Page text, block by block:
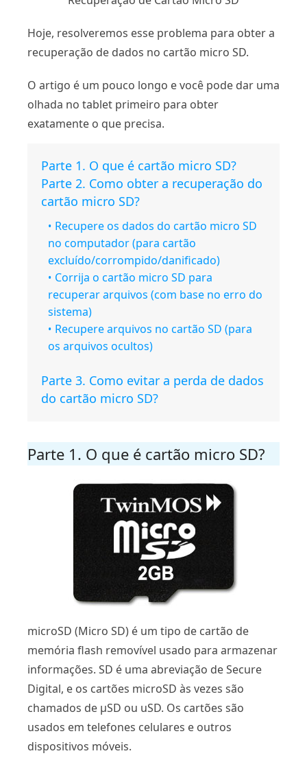
Hoje, resolveremos esse problema para obter a
recuperação de dados no cartão micro SD.
O artigo é um pouco longo e você pode dar uma
olhada no tablet primeiro para obter
exatamente o que precisa.
Parte 1. O que é cartão micro SD?
Parte 2. Como obter a recuperação do
cartão micro SD?
Recupere os dados do cartão micro SD
no computador (para cartão
excluído/corrompido/danificado)
Corrija o cartão micro SD para
recuperar arquivos (com base no erro do
sistema)
Recupere arquivos no cartão SD (para
os arquivos ocultos)
Parte 3. Como evitar a perda de dados
do cartão micro SD?
Parte 1. O que é cartão micro SD?
microSD (Micro SD) é um tipo de cartão de
memória flash removível usado para armazenar
informações. SD é uma abreviação de Secure
Digital, e os cartões microSD às vezes são
chamados de µSD ou uSD. Os cartões são
usados ​​em telefones celulares e outros
dispositivos móveis.